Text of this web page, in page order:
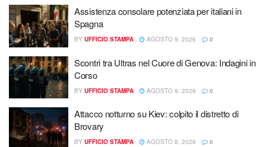
Assistenza consolare potenziata per italiani in
Spagna
BY UFFICIO STAMPA AGOSTO 9, 2026 0
Scontri tra Ultras nel Cuore di Genova: Indagini in
Corso
BY UFFICIO STAMPA AGOSTO 9, 2026 0
Attacco notturno su Kiev: colpito il distretto di
Brovary
BY UFFICIO STAMPA AGOSTO 8, 2026 0